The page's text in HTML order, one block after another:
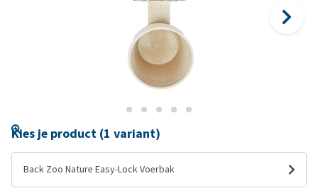
Kies je product (1 variant)
Back Zoo Nature Easy-Lock Voerbak